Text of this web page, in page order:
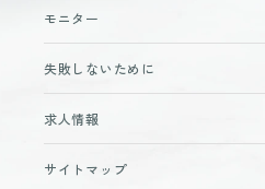
モニター
失敗しないために
求人情報
サイトマップ